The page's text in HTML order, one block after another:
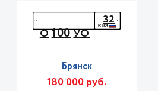
О100УО
32
Брянск
180 000 руб.